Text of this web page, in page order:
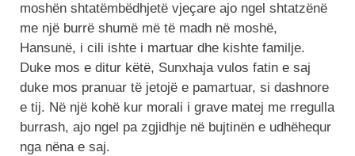
moshën shtatëmbëdhjetë vjeçare ajo ngel shtatzënë
me një burrë shumë më të madh në moshë,
Hansunë, i cili ishte i martuar dhe kishte familje.
Duke mos e ditur këtë, Sunxhaja vulos fatin e saj
duke mos pranuar të jetojë e pamartuar, si dashnore
e tij. Në një kohë kur morali i grave matej me rregulla
burrash, ajo ngel pa zgjidhje në bujtinën e udhëhequr
nga nëna e saj.